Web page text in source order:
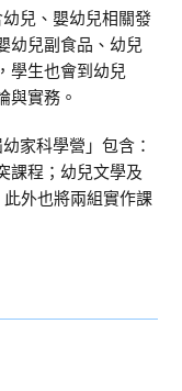
兒、嬰幼兒相關發
幼兒副食品、幼兒
學生也會到幼兒
與實務。
家科學營」包含：
課程；幼兒文學及
外也將兩組實作課